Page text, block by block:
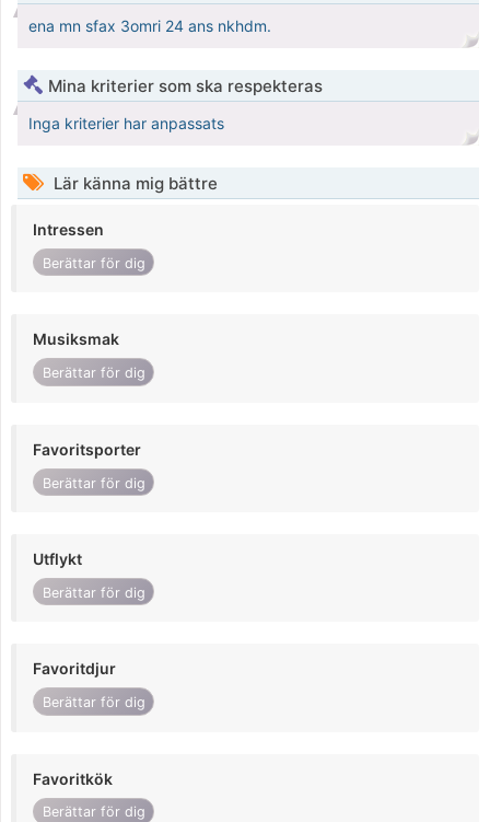
ena mn sfax 3omri 24 ans nkhdm.
Mina kriterier som ska respekteras
Inga kriterier har anpassats
Lär känna mig bättre
Intressen
Berättar för dig
Musiksmak
Berättar för dig
Favoritsporter
Berättar för dig
Utflykt
Berättar för dig
Favoritdjur
Berättar för dig
Favoritkök
Berättar för dig